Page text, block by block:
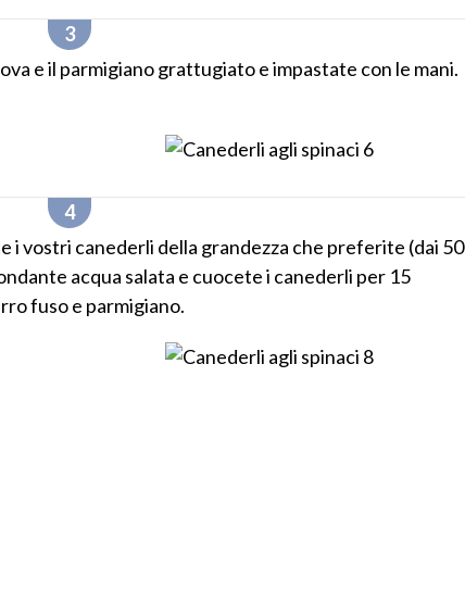
e il parmigiano grattugiato e impastate con le mani.
i vostri canederli della grandezza che preferite (dai 50
acqua salata e cuocete i canederli per 15
fuso e parmigiano.